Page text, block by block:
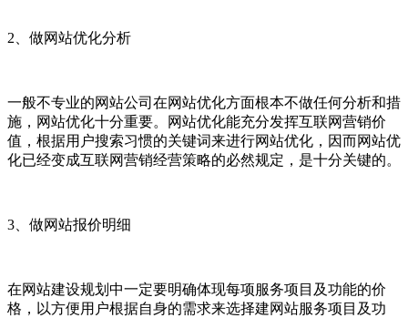
2、做网站优化分析
一般不专业的网站公司在网站优化方面根本不做任何分析和措
施，网站优化十分重要。网站优化能充分发挥互联网营销价
值，根据用户搜索习惯的关键词来进行网站优化，因而网站优
化已经变成互联网营销经营策略的必然规定，是十分关键的。
3、做网站报价明细
在网站建设规划中一定要明确体现每项服务项目及功能的价
格，以方便用户根据自身的需求来选择建网站服务项目及功